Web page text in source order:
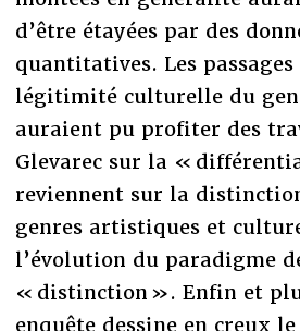
d’être étayées par des
quantitatives. Les
légitimité culturelle du
auraient pu profiter des
Glevarec sur la «
reviennent sur la
genres artistiques et
l’évolution du paradigme
« distinction ». Enfin et
enquête dessine en creux